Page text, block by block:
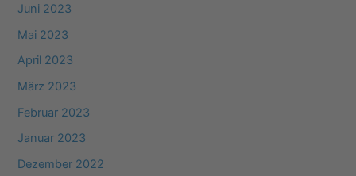
Juni 2023
Mai 2023
April 2023
März 2023
Februar 2023
Januar 2023
Dezember 2022